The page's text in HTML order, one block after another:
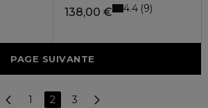
138,00 € 4.4 9
PAGE SUIVANTE
1 2 3